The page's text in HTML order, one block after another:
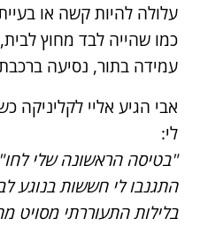
עלולה להיות קשה או
כמו שהייה לבד מחוץ
עמידה בתור, נסיעה
אבי הגיע אליי לקליניקה
לי:
"בטיסה הראשונה שלי
התגנבו לי חששות בנוגע
בלילות התעוררתי מסויט